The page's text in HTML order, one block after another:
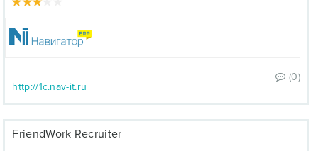
(0)
http://1c.nav-it.ru
FriendWork Recruiter